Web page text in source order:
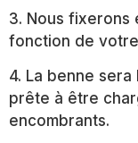
3. Nous fixerons
fonction de
4. La benne
prête à être
encombrants.